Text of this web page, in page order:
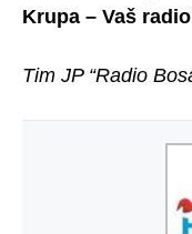
Krupa – Vaš
Tim JP “Radio